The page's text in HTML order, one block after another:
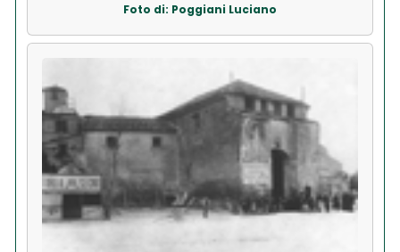
Foto di: Poggiani Luciano